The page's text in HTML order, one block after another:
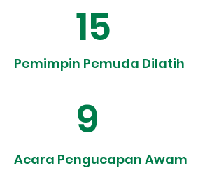
15
Pemimpin Pemuda Dilatih
9
Acara Pengucapan Awam